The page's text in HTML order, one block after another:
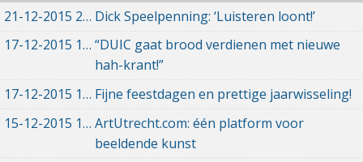
21-12-2015 21-12-2015 00:00
Dick Speelpenning: ‘Luisteren loont!’
17-12-2015 17-12-2015 00:00
“DUIC gaat brood verdienen met nieuwe
hah-krant!”
17-12-2015 17-12-2015 00:00
Fijne feestdagen en prettige jaarwisseling!
15-12-2015 15-12-2015 00:00
ArtUtrecht.com: één platform voor
beeldende kunst